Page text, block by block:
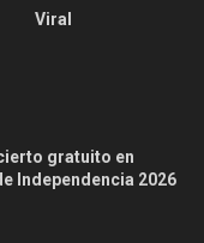
Viral
gratuito en
Independencia 2026